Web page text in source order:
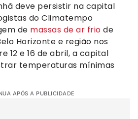
deve persistir na capital
do Climatempo
de massas de ar frio de
Horizonte e região nos
12 e 16 de abril, a capital
temperaturas mínimas
APÓS A PUBLICIDADE